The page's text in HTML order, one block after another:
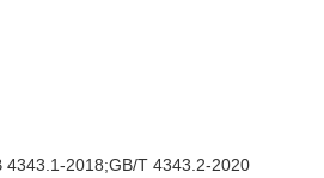
4343.1-2018;GB/T 4343.2-2020